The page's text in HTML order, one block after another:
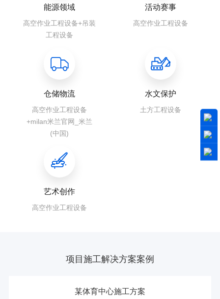
能源领域
高空作业工程设备+吊装
工程设备
活动赛事
高空作业工程设备
仓储物流
高空作业工程设备
+milan米兰官网_米兰
(中国)
水文保护
土方工程设备
艺术创作
高空作业工程设备
项目施工解决方案案例
某体育中心施工方案